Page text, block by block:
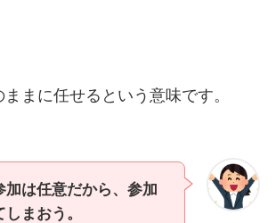
まに任せるという意味です。
加は任意だから、参加
まおう。